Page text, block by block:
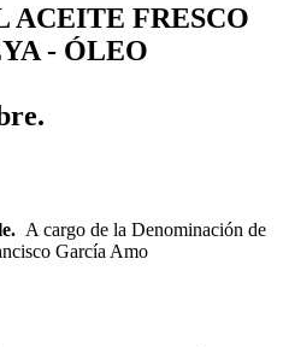
ACEITE FRESCO
- ÓLEO
A cargo de la Denominación de
García Amo